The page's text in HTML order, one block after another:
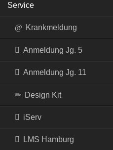
Service
Krankmeldung
Anmeldung Jg. 5
Anmeldung Jg. 11
Design Kit
iServ
LMS Hamburg